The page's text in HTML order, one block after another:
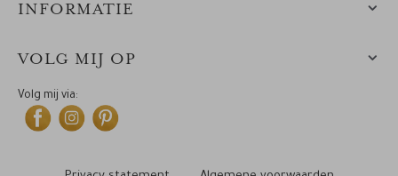
INFORMATIE
VOLG MIJ OP
Volg mij via: